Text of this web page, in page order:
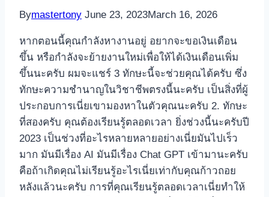
ในปี
Bymastertony June 23, 2023March 16, 2026
หากตอนนี้คุณกําลังหางานอยู่ อยากจะขอเงินเดือน
ขึ้น หรือกําลังจะย้ายงานใหม่เพื่อให้ได้เงินเดือนเพิ่ม
ขึ้นนะครับ ผมจะแชร์ 3 ทักษะนี้จะช่วยคุณได้ครับ ซึ่ง
ทักษะความชํานาญในวิชาชีพตรงนี้นะครับ เป็นสิ่งที่ผู้
ประกอบการเนี่ยเขามองหาในตัวคุณนะครับ 2. ทักษะ
ที่สองครับ คุณต้องเรียนรู้ตลอดเวลา ยิ่งช่วงนี้นะครับปี
2023 เป็นช่วงที่อะไรหลายหลายอย่างเนี่ยมันไปเร็ว
มาก มันมีเรื่อง AI มันมีเรื่อง Chat GPT เข้ามานะครับ
คือถ้าเกิดคุณไม่เรียนรู้อะไรเนี่ยเท่ากับคุณก้าวถอย
หลังแล้วนะครับ การที่คุณเรียนรู้ตลอดเวลาเนี่ยทําให้